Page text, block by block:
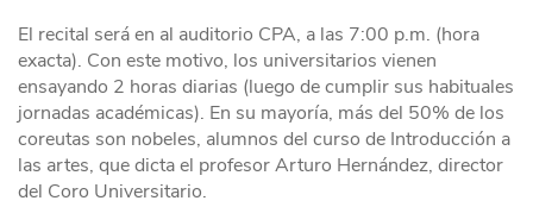
El recital será en al auditorio CPA, a las 7:00 p.m. (hora
exacta). Con este motivo, los universitarios vienen
ensayando 2 horas diarias (luego de cumplir sus habituales
jornadas académicas). En su mayoría, más del 50% de los
coreutas son nobeles, alumnos del curso de Introducción a
las artes, que dicta el profesor Arturo Hernández, director
del Coro Universitario.